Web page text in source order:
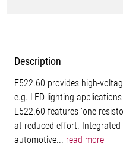
Description
E522.60 provides high-
e.g. LED lighting
E522.60 features 'one-
at reduced effort.
automotive... read more